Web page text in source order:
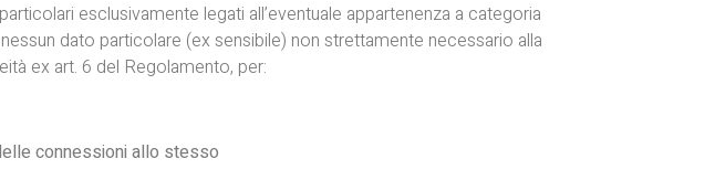
esclusivamente legati all’eventuale appartenenza a categoria
dato particolare (ex sensibile) non strettamente necessario alla
ex art. 6 del Regolamento, per:
connessioni allo stesso